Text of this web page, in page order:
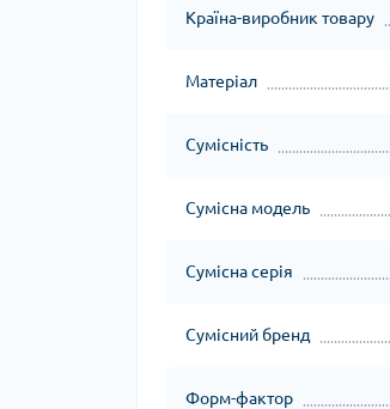
Країна-виробник товару
Матеріал
Сумісність
Сумісна модель
Сумісна серія
Сумісний бренд
Форм-фактор